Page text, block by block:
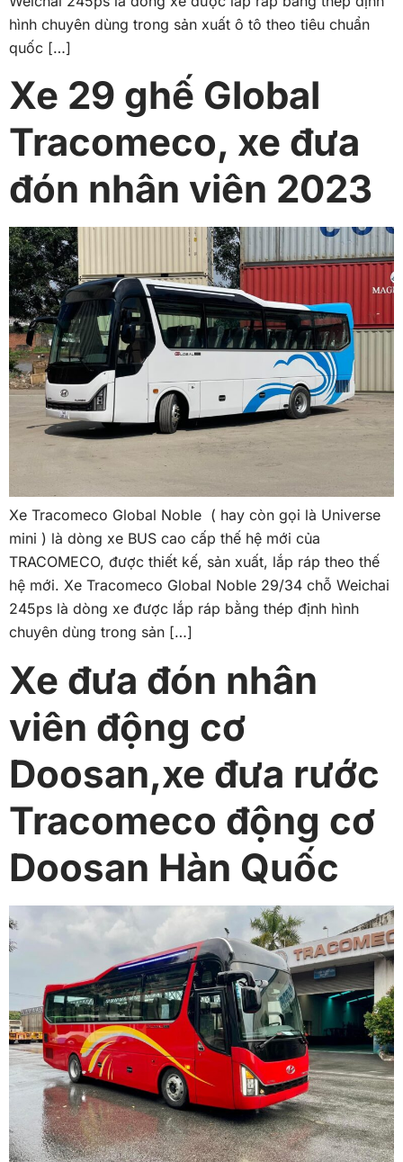
hình chuyên dùng trong sản xuất ô tô theo tiêu chuẩn
quốc […]
Xe 29 ghế Global
Tracomeco, xe đưa
đón nhân viên 2023
Xe Tracomeco Global Noble ( hay còn gọi là Universe
mini ) là dòng xe BUS cao cấp thế hệ mới của
TRACOMECO, được thiết kế, sản xuất, lắp ráp theo thế
hệ mới. Xe Tracomeco Global Noble 29/34 chỗ Weichai
245ps là dòng xe được lắp ráp bằng thép định hình
chuyên dùng trong sản […]
Xe đưa đón nhân
viên động cơ
Doosan,xe đưa rước
Tracomeco động cơ
Doosan Hàn Quốc